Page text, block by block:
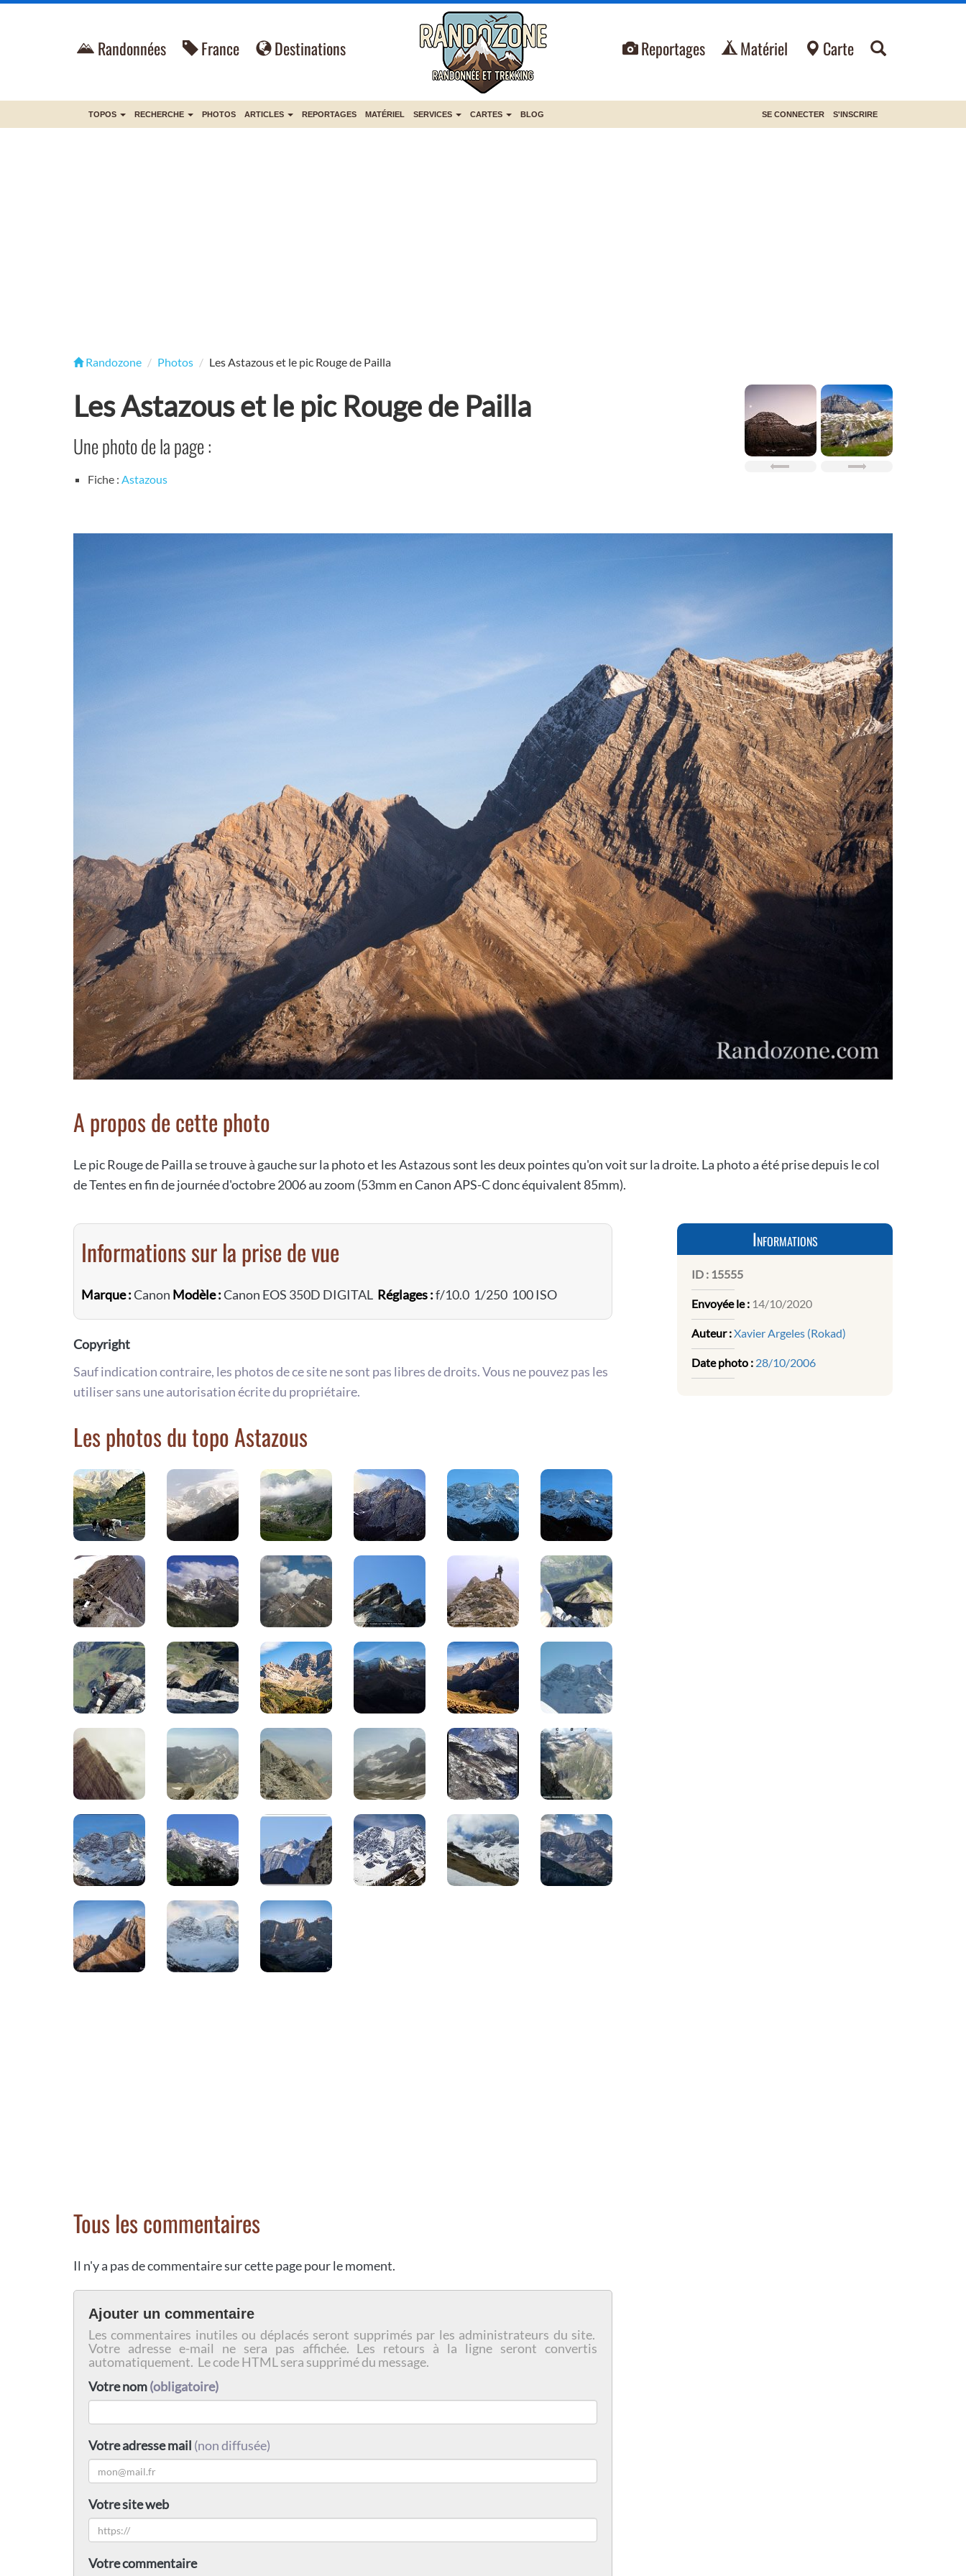
Randonnées France Destinations Reportages Matériel Carte
TOPOS RECHERCHE PHOTOS ARTICLES REPORTAGES MATÉRIEL SERVICES CARTES BLOG SE CONNECTER S'INSCRIRE
Randozone Photos Les Astazous et le pic Rouge de Pailla
Les Astazous et le pic Rouge de Pailla
Une photo de la page :
Fiche : Astazous
A propos de cette photo
Le pic Rouge de Pailla se trouve à gauche sur la photo et les Astazous sont les deux pointes qu'on voit sur la droite. La photo a été prise depuis le col
de Tentes en fin de journée d'octobre 2006 au zoom (53mm en Canon APS-C donc équivalent 85mm).
Informations sur la prise de vue
Marque :Canon Modèle :Canon EOS 350D DIGITAL Réglages :f/10.0 1/250 100 ISO
Copyright
Sauf indication contraire, les photos de ce site ne sont pas libres de droits. Vous ne pouvez pas les
utiliser sans une autorisation écrite du propriétaire.
Les photos du topo Astazous
Tous les commentaires
Il n'y a pas de commentaire sur cette page pour le moment.
Ajouter un commentaire
Les commentaires inutiles ou déplacés seront supprimés par les administrateurs du site.
Votre adresse e-mail ne sera pas affichée. Les retours à la ligne seront convertis
automatiquement. Le code HTML sera supprimé du message.
Votre nom(obligatoire)
Votre adresse mail (non diffusée)
Votre site web
Votre commentaire
Informations
ID : 15555
Envoyée le : 14/10/2020
Auteur :Xavier Argeles (Rokad)
Date photo : 28/10/2006